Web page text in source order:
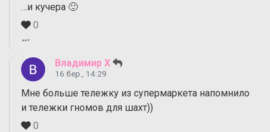
…и кучера 🙂
0
Владимир Х
16 бер., 14:29
Мне больше тележку из супермаркета напомнило
и тележки гномов для шахт))
0